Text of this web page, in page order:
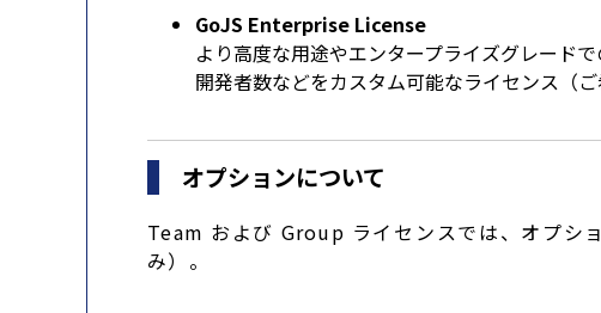
GoJS Enterprise License
より高度な用途やエンタープライズグレード
開発者数などをカスタム可能なライセンス（ご
オプションについて
Team および Group ライセンスでは、オプ
み）。